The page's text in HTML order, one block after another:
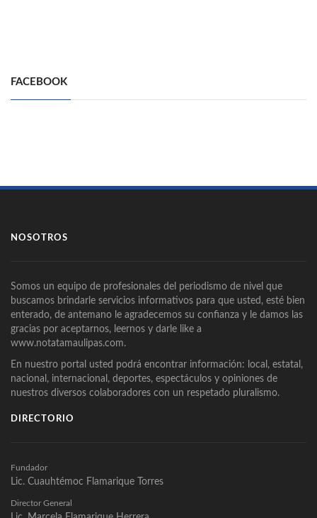
FACEBOOK
NOSOTROS
Somos un equipo de profesionales del periodismo de nivel que
buscamos brindarle servicios informativos para que usted, esté bien
enterado, de antemano le agradecemos su confianza y le damos las
gracias por aceptarnos, leernos y darle like a
www.notatamaulipas.com.
En nuestro portal usted podrá encontrar información: local, estatal,
nacional, internacional, deportes, espectáculos y opiniones de
nuestros diversos colaboradores con un respetado pluralismo.
DIRECTORIO
Fundador
Lic. Cuauhtémoc Flamarique Torres
Director General